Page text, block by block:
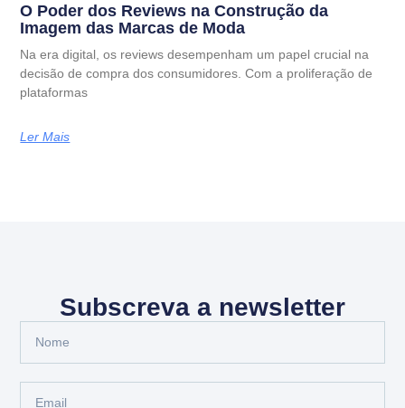
O Poder dos Reviews na Construção da
Imagem das Marcas de Moda
Na era digital, os reviews desempenham um papel crucial na
decisão de compra dos consumidores. Com a proliferação de
plataformas
Ler Mais
Subscreva a newsletter